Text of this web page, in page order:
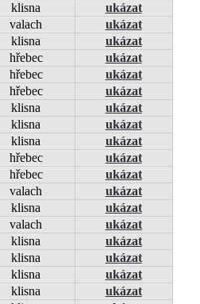
klisna
ukázat
valach
ukázat
klisna
ukázat
hřebec
ukázat
hřebec
ukázat
hřebec
ukázat
klisna
ukázat
klisna
ukázat
klisna
ukázat
hřebec
ukázat
hřebec
ukázat
valach
ukázat
klisna
ukázat
valach
ukázat
klisna
ukázat
klisna
ukázat
klisna
ukázat
klisna
ukázat